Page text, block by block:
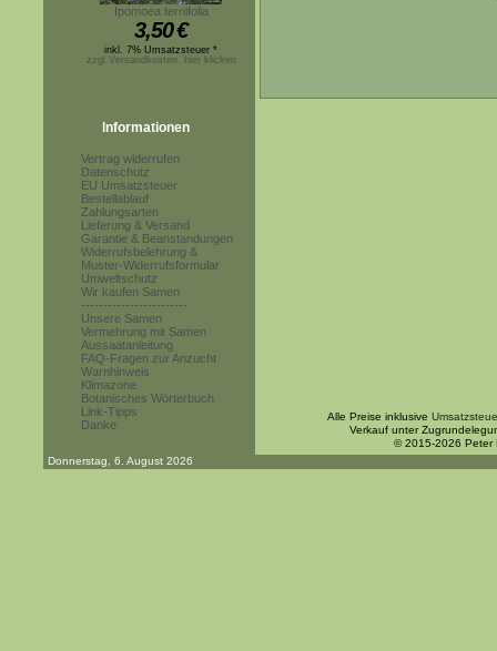
Ipomoea ternifolia
3,50€
inkl. 7% Umsatzsteuer *
zzgl.Versandkosten, hier klicken
Informationen
Vertrag widerrufen
Datenschutz
EU Umsatzsteuer
Bestellablauf
Zahlungsarten
Lieferung & Versand
Garantie & Beanstandungen
Widerrufsbelehrung &
Muster-Widerrufsformular
Umweltschutz
Wir kaufen Samen
------------------------
Unsere Samen
Vermehrung mit Samen
Aussaatanleitung
FAQ-Fragen zur Anzucht
Warnhinweis
Klimazone
Botanisches Wörterbuch
Link-Tipps
Danke
Alle Preise inklusive
Verkauf unter
© 2015-2026 Peter
Donnerstag, 6. August 2026